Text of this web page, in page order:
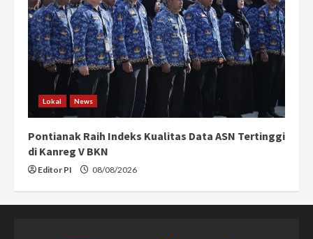
Lokal News
Pontianak Raih Indeks Kualitas Data ASN Tertinggi
di Kanreg V BKN
Editor PI 08/08/2026